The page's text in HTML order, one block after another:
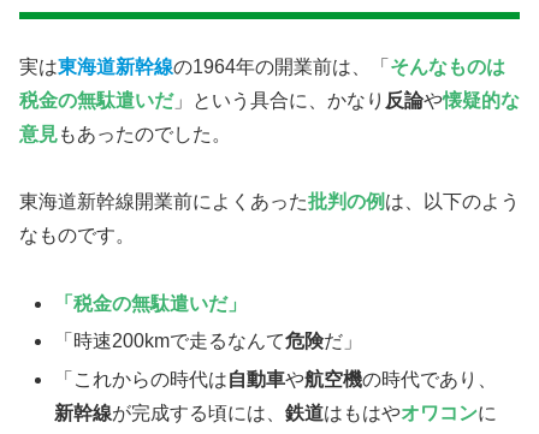
実は東海道新幹線の1964年の開業前は、「 そんなものは
税金の無駄遣いだ」という具合に、かなり 反論や懐疑的な
意見もあったのでした。
東海道新幹線開業前によくあった批判の例 は、以下のよう
なものです。
「税金の無駄遣いだ」
「時速200kmで走るなんて危険だ」
「これからの時代は自動車や航空機の時代であり、
新幹線が完成する頃には、鉄道はもはやオワコンに